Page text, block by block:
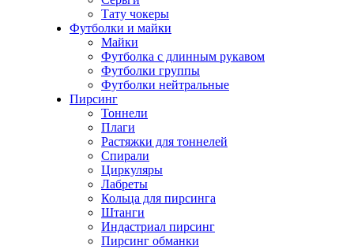
Тату чокеры
Футболки и майки
Майки
Футболка с длинным рукавом
Футболки группы
Футболки нейтральные
Пирсинг
Тоннели
Плаги
Растяжки для тоннелей
Спирали
Циркуляры
Лабреты
Кольца для пирсинга
Штанги
Индастриал пирсинг
Пирсинг обманки